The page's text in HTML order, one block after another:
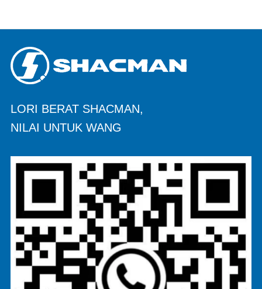
LORI BERAT SHACMAN,
NILAI UNTUK WANG